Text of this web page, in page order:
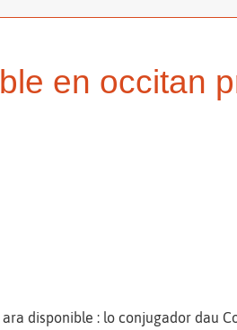
en occitan
disponible : lo conjugador dau